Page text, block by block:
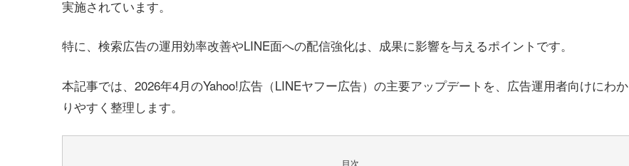
実施されています。
特に、検索広告の運用効率改善やLINE面への配信強化は、成果に影響を与えるポイントです。
本記事では、2026年4月のYahoo!広告（LINEヤフー広告）の主要アップデートを、広告運用者向けにわか
りやすく整理します。
目次